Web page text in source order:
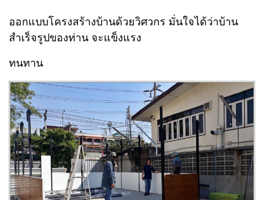
ออกแบบโครงสร้างบ้านด้วยวิศวกร มั่นใจได้ว่าบ้าน
สำเร็จรูปของท่าน จะแข็งแรง
ทนทาน